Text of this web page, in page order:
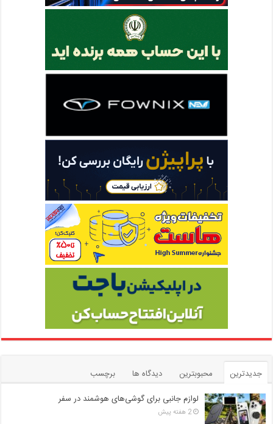
جدیدترین محبوبترین دیدگاه ها
برچسب
لوازم جانبی برای گوشی‌های هوشمند در سفر
2 هفته پیش